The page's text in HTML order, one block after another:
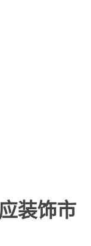
装饰市